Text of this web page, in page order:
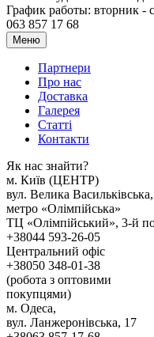
График работы: вторник -
063 857 17 68
Меню
Партнери
Про нас
Доставка
Галерея
Статтi
Контакти
Як наc знайти?
м. Киïв (ЦЕНТР)
вул. Велика
метро «Олімпійська»
ТЦ «Олімпійський», 3-й
+38044 593-26-05
Центральний офіс
+38050 348-01-38
(робота з оптовими
покупцями)
м. Одеса,
вул. Ланжеронівська, 17